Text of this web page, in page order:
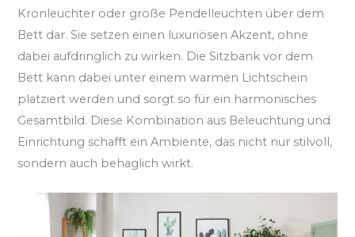
Kronleuchter oder große Pendelleuchten über dem
Bett dar. Sie setzen einen luxuriösen Akzent, ohne
dabei aufdringlich zu wirken. Die Sitzbank vor dem
Bett kann dabei unter einem warmen Lichtschein
platziert werden und sorgt so für ein harmonisches
Gesamtbild. Diese Kombination aus Beleuchtung und
Einrichtung schafft ein Ambiente, das nicht nur stilvoll,
sondern auch behaglich wirkt.